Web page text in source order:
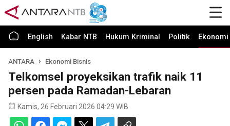
English Kabar NTB Hukum Kriminal Politik
ANTARA Ekonomi Bisnis
Telkomsel proyeksikan trafik naik 11
persen pada Ramadan-Lebaran
Kamis, 26 Februari 2026 04:29 WIB